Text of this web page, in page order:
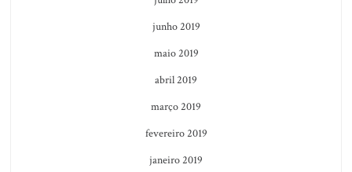
junho 2019
maio 2019
abril 2019
março 2019
fevereiro 2019
janeiro 2019